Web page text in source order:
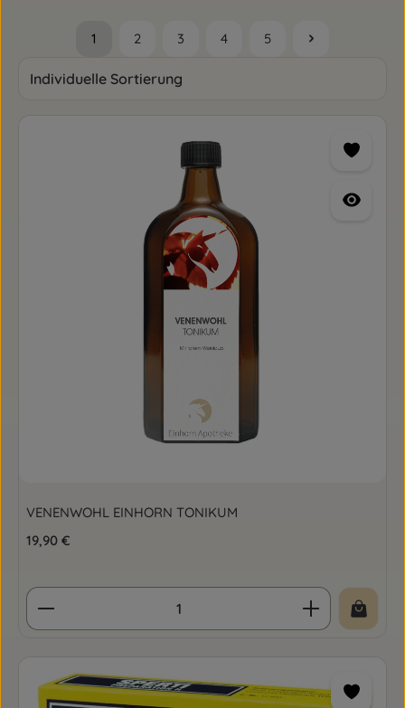
Seite
1 Seite
2 Seite
3 Seite
4 Seite
5
VENENWOHL EINHORN TONIKUM
Regulärer Preis:
19,90 €
Produkt Anzahl: Gib den gewünschten Wert